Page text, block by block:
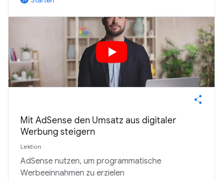
Mit AdSense den Umsatz aus digitaler
Werbung steigern
Lektion
AdSense nutzen, um programmatische
Werbeeinnahmen zu erzielen